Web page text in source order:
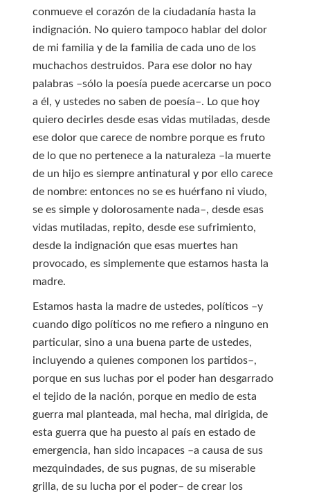
conmueve el corazón de la ciudadanía hasta la
indignación. No quiero tampoco hablar del dolor
de mi familia y de la familia de cada uno de los
muchachos destruidos. Para ese dolor no hay
palabras –sólo la poesía puede acercarse un poco
a él, y ustedes no saben de poesía–. Lo que hoy
quiero decirles desde esas vidas mutiladas, desde
ese dolor que carece de nombre porque es fruto
de lo que no pertenece a la naturaleza –la muerte
de un hijo es siempre antinatural y por ello carece
de nombre: entonces no se es huérfano ni viudo,
se es simple y dolorosamente nada–, desde esas
vidas mutiladas, repito, desde ese sufrimiento,
desde la indignación que esas muertes han
provocado, es simplemente que estamos hasta la
madre.
Estamos hasta la madre de ustedes, políticos –y
cuando digo políticos no me refiero a ninguno en
particular, sino a una buena parte de ustedes,
incluyendo a quienes componen los partidos–,
porque en sus luchas por el poder han desgarrado
el tejido de la nación, porque en medio de esta
guerra mal planteada, mal hecha, mal dirigida, de
esta guerra que ha puesto al país en estado de
emergencia, han sido incapaces –a causa de sus
mezquindades, de sus pugnas, de su miserable
grilla, de su lucha por el poder– de crear los